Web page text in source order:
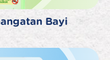
Bayi